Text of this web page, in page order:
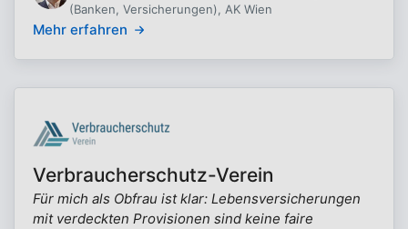
(Banken, Versicherungen), AK Wien
Mehr erfahren
Verbraucherschutz-Verein
Für mich als Obfrau ist klar: Lebensversicherungen
mit verdeckten Provisionen sind keine faire